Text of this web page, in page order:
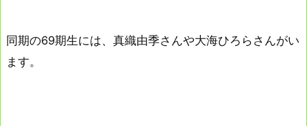
同期の69期生には、真織由季さんや大海ひろらさんがい
ます。